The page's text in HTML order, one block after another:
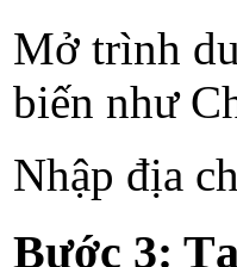
Mở trình
biến như
Nhập địa
Bước 3: